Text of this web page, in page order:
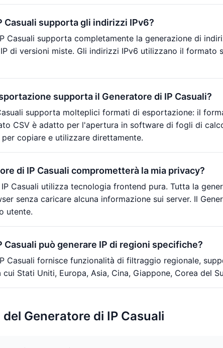
Casuali supporta gli indirizzi IPv6?
Casuali supporta completamente la generazione di
di versioni miste. Gli indirizzi IPv6 utilizzano il formato
supporta il Generatore di IP Casuali?
supporta molteplici formati di esportazione: il
CSV è adatto per l'apertura in software di fogli di
copiare e utilizzare direttamente.
di IP Casuali comprometterà la mia privacy?
Casuali utilizza tecnologia frontend pura. Tutta la
senza caricare alcuna informazione sui server. Il
utente.
Casuali può generare IP di regioni specifiche?
Casuali fornisce funzionalità di filtraggio regionale,
Stati Uniti, Europa, Asia, Cina, Giappone, Corea del
Generatore di IP Casuali